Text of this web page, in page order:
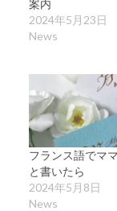
案内
2024年5月23日
News
フランス語でマ
と書いたら
2024年5月8日
News